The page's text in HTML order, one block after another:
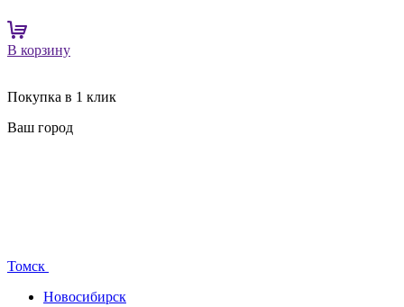
В корзину
Покупка в 1 клик
Ваш город
Томск
Новосибирск